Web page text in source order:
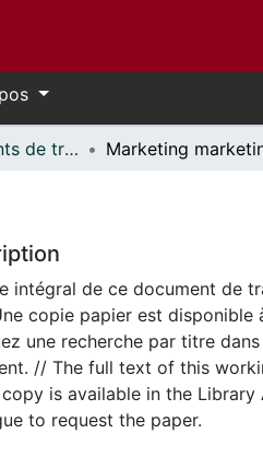
Telfer - Documents de travail // Telfer - Working Papers Marketing
intégral de ce document de
copie papier est disponible
une recherche par titre
// The full text of this
is available in the Library
to request the paper.